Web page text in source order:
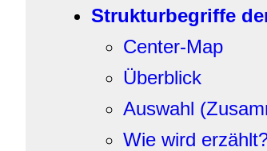
Strukturbegriffe
Center-Map
Überblick
Auswahl
Wie wird